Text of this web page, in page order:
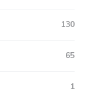
130
65
1